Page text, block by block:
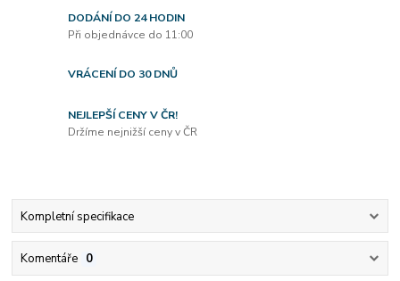
DODÁNÍ DO 24 HODIN
Při objednávce do 11:00
VRÁCENÍ DO 30 DNŮ
NEJLEPŠÍ CENY V ČR!
Držíme nejnižší ceny v ČR
Kompletní specifikace
Komentáře 0